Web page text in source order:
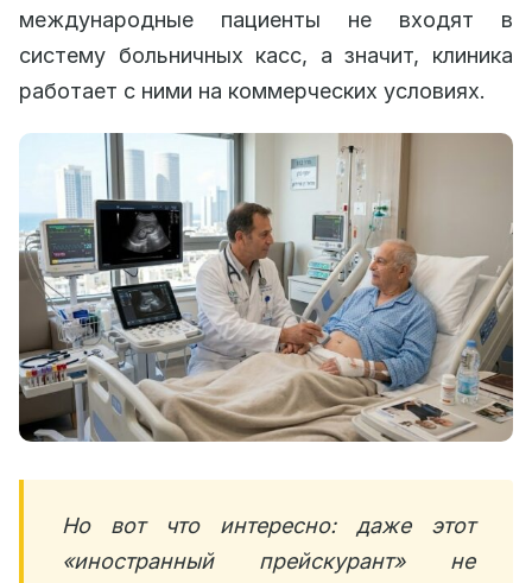
международные пациенты не входят в
систему больничных касс, а значит, клиника
работает с ними на коммерческих условиях.
Но вот что интересно: даже этот
«иностранный прейскурант» не